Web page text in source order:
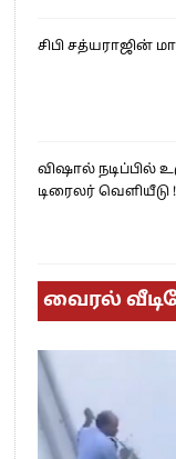
சிபி சத்யராஜின்
விஷால் நடிப்பில்
டிரைலர் வெளியீடு !
வைரல்